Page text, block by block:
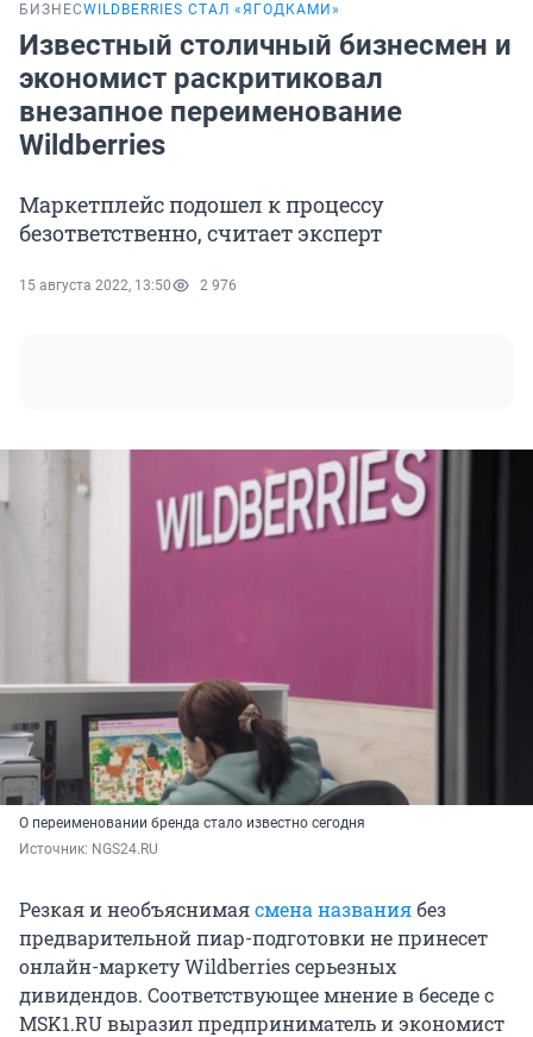
БИЗНЕСWILDBERRIES СТАЛ «ЯГОДКАМИ»
Известный столичный бизнесмен и
экономист раскритиковал
внезапное переименование
Wildberries
Маркетплейс подошел к процессу
безответственно, считает эксперт
15 августа 2022, 13:50 2 976
О переименовании бренда стало известно сегодня
Источник: NGS24.RU
Резкая и необъяснимаясмена названиябез
предварительной пиар-подготовки не принесет
онлайн-маркету Wildberries серьезных
дивидендов. Соответствующее мнение в беседе с
MSK1.RU выразил предприниматель и экономист